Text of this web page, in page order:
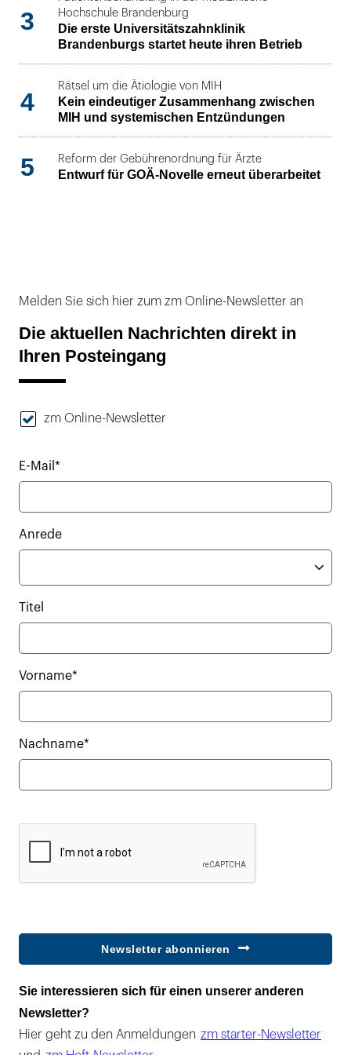
3
Hochschule Brandenburg
Die erste Universitätszahnklinik
Brandenburgs startet heute ihren Betrieb
4
Rätsel um die Ätiologie von MIH
Kein eindeutiger Zusammenhang zwischen
MIH und systemischen Entzündungen
5 Reform der Gebührenordnung für Ärzte
Entwurf für GOÄ-Novelle erneut überarbeitet
Melden Sie sich hier zum zm Online-Newsletter an
Die aktuellen Nachrichten direkt in
Ihren Posteingang
zm Online-Newsletter
E-Mail*
Anrede
Titel
Vorname*
Nachname*
Newsletter abonnieren
Sie interessieren sich für einen unserer anderen
Newsletter?
Hier geht zu den Anmeldungen zm starter-Newsletter